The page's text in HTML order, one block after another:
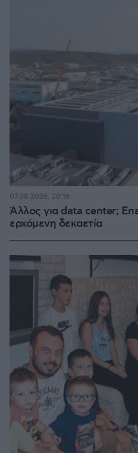
Άλλος για data center;
ερχόμενη δεκαετία
07.08.2026, 20:16